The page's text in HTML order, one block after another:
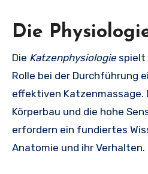
Die
Die Katzenphysiologie spielt
Rolle bei der Durchführung
effektiven Katzenmassage.
Körperbau und die hohe
erfordern ein fundiertes
Anatomie und ihr Verhalten.